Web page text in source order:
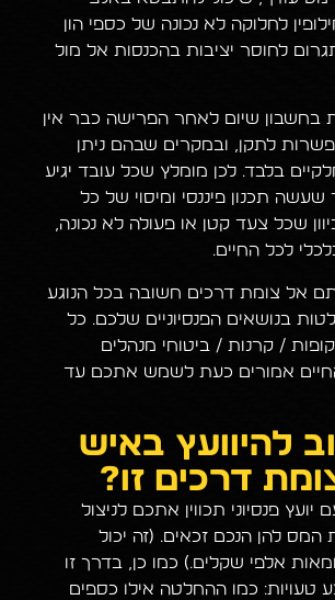
לחלוקה לא נכונה של כספי הון
לחוסר יציבות בהכנסות אל מול
בחשבון שיום לאחר הפרישה כבר אין
לתקן, ובמקרים שבהם ניתן
בלבד. לכן מומלץ שכל עובד יגיע
תכנון פיננסי ומיסוי של כל
שכל צעד קטן או פעולה לא נכונה,
לכל החיים.
אל צומת דרכים חשובה בכל הנוגע
בנושאים הפנסיוניים שלכם. כל
קופות / קרנות / ביטוחי מנהלים
אמורים כעת לשמש אתכם עד
להיוועץ באיש
דרכים זו?
פנסיוני תכווין אתכם לניצול
להן הנכם זכאים. (זה יכול
אלפי שקלים…) כמו כן, בדרך זו
טעויות: כמו ההחלטה אילו כספים